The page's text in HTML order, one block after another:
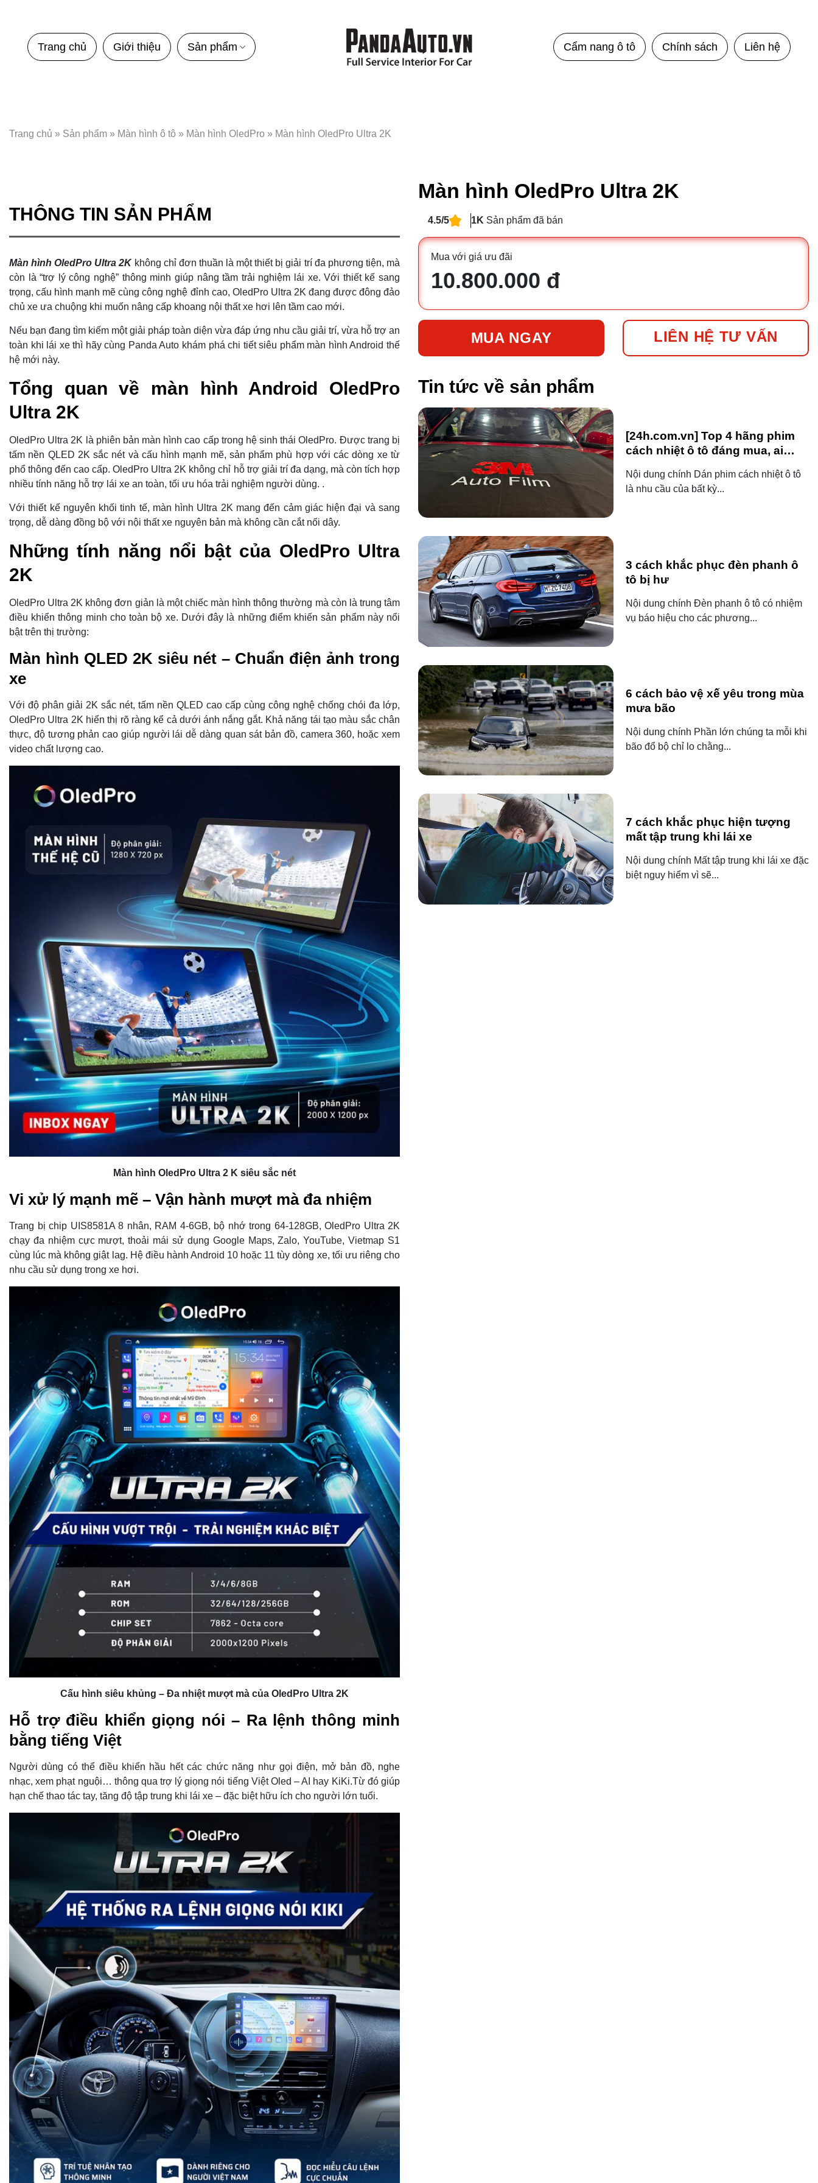
Trang chủ Giới thiệu Sản phẩm Cẩm nang ô tô Chính sách Liên hệ
Trang chủ » Sản phẩm » Màn hình ô tô » Màn hình OledPro » Màn hình OledPro Ultra 2K
THÔNG TIN SẢN PHẨM
Màn hình OledPro Ultra 2Kkhông chỉ đơn thuần là một thiết bị giải trí đa phương tiện, mà
còn là “trợ lý công nghệ” thông minh giúp nâng tầm trải nghiệm lái xe. Với thiết kế sang
trọng, cấu hình mạnh mẽ cùng công nghệ đỉnh cao, OledPro Ultra 2K đang được đông đảo
chủ xe ưa chuộng khi muốn nâng cấp khoang nội thất xe hơi lên tầm cao mới.
Nếu bạn đang tìm kiếm một giải pháp toàn diện vừa đáp ứng nhu cầu giải trí, vừa hỗ trợ an
toàn khi lái xe thì hãy cùng Panda Auto khám phá chi tiết siêu phẩm màn hình Android thế
hệ mới này.
Tổng quan về màn hình Android OledPro
Ultra 2K
OledPro Ultra 2K là phiên bản màn hình cao cấp trong hệ sinh thái OledPro. Được trang bị
tấm nền QLED 2K sắc nét và cấu hình mạnh mẽ, sản phẩm phù hợp với các dòng xe từ
phổ thông đến cao cấp. OledPro Ultra 2K không chỉ hỗ trợ giải trí đa dạng, mà còn tích hợp
nhiều tính năng hỗ trợ lái xe an toàn, tối ưu hóa trải nghiệm người dùng. .
Với thiết kế nguyên khối tinh tế, màn hình Ultra 2K mang đến cảm giác hiện đại và sang
trọng, dễ dàng đồng bộ với nội thất xe nguyên bản mà không cần cắt nối dây.
Những tính năng nổi bật của OledPro Ultra
2K
OledPro Ultra 2K không đơn giản là một chiếc màn hình thông thường mà còn là trung tâm
điều khiển thông minh cho toàn bộ xe. Dưới đây là những điểm khiến sản phẩm này nổi
bật trên thị trường:
Màn hình QLED 2K siêu nét – Chuẩn điện ảnh trong
xe
Với độ phân giải 2K sắc nét, tấm nền QLED cao cấp cùng công nghệ chống chói đa lớp,
OledPro Ultra 2K hiển thị rõ ràng kể cả dưới ánh nắng gắt. Khả năng tái tạo màu sắc chân
thực, độ tương phản cao giúp người lái dễ dàng quan sát bản đồ, camera 360, hoặc xem
video chất lượng cao.
Màn hình OledPro Ultra 2 K siêu sắc nét
Vi xử lý mạnh mẽ – Vận hành mượt mà đa nhiệm
Trang bị chip UIS8581A 8 nhân, RAM 4-6GB, bộ nhớ trong 64-128GB, OledPro Ultra 2K
chạy đa nhiệm cực mượt, thoải mái sử dụng Google Maps, Zalo, YouTube, Vietmap S1
cùng lúc mà không giật lag. Hệ điều hành Android 10 hoặc 11 tùy dòng xe, tối ưu riêng cho
nhu cầu sử dụng trong xe hơi.
Cấu hình siêu khủng – Đa nhiệt mượt mà của OledPro Ultra 2K
Hỗ trợ điều khiển giọng nói – Ra lệnh thông minh
bằng tiếng Việt
Người dùng có thể điều khiển hầu hết các chức năng như gọi điện, mở bản đồ, nghe
nhạc, xem phạt nguội… thông qua trợ lý giọng nói tiếng Việt Oled – AI hay KiKi.Từ đó giúp
hạn chế thao tác tay, tăng độ tập trung khi lái xe – đặc biệt hữu ích cho người lớn tuổi.
Màn hình OledPro Ultra 2K
4.5/5 1K Sản phẩm đã bán
Mua với giá ưu đãi
10.800.000 đ
MUA NGAY LIÊN HỆ TƯ VẤN
Tin tức về sản phẩm
[24h.com.vn] Top 4 hãng phim
cách nhiệt ô tô đáng mua, ai
Nội dung chính Dán phim cách nhiệt ô tô
là nhu cầu của bất kỳ...
3 cách khắc phục đèn phanh ô
tô bị hư
Nội dung chính Đèn phanh ô tô có nhiệm
vụ báo hiệu cho các phương...
6 cách bảo vệ xế yêu trong mùa
mưa bão
Nội dung chính Phần lớn chúng ta mỗi khi
bão đổ bộ chỉ lo chằng...
7 cách khắc phục hiện tượng
mất tập trung khi lái xe
Nội dung chính Mất tập trung khi lái xe đặc
biệt nguy hiểm vì sẽ...